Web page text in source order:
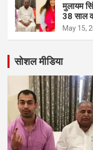
मुलायम
38 साल
May 15,
सोशल मीडिया